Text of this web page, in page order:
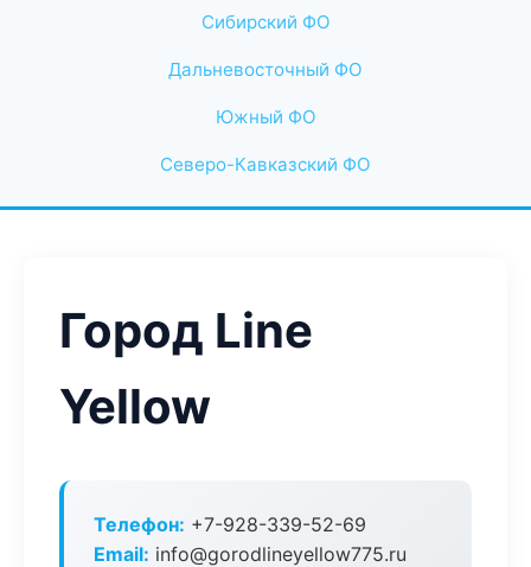
Сибирский ФО
Дальневосточный ФО
Южный ФО
Северо-Кавказский ФО
Город Line
Yellow
Телефон: +7-928-339-52-69
Email: info@gorodlineyellow775.ru